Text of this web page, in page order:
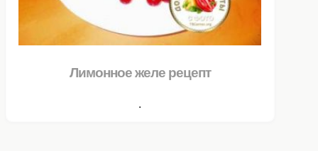
Лимонное желе рецепт
.